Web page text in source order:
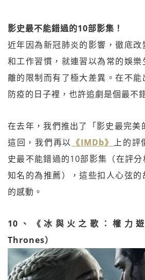
影史最不能錯過的10部影集！
近年因為新冠肺炎的影響，徹底
和工作習慣，就連習以為常的娛
離的限制而有了極大差異。在不
防疫的日子裡，也許追劇是個最不
在去年，我們推出了「影史最完美
這回，我們再以 《IMDb》 上的評
史最不能錯過的10部影集（在評
知名的為推薦），這些扣人心弦
的感動。
10、《冰與火之歌：權力
Thrones）